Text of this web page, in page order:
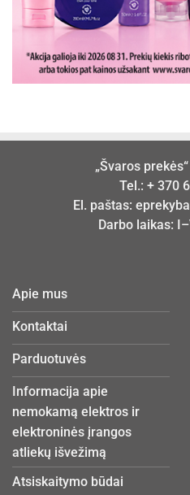
„Švaros
Tel.: + 370
El. paštas:
Darbo laikas:
Apie mus
Kontaktai
Parduotuvės
Informacija apie
nemokamą elektros ir
elektroninės įrangos
atliekų išvežimą
Atsiskaitymo būdai